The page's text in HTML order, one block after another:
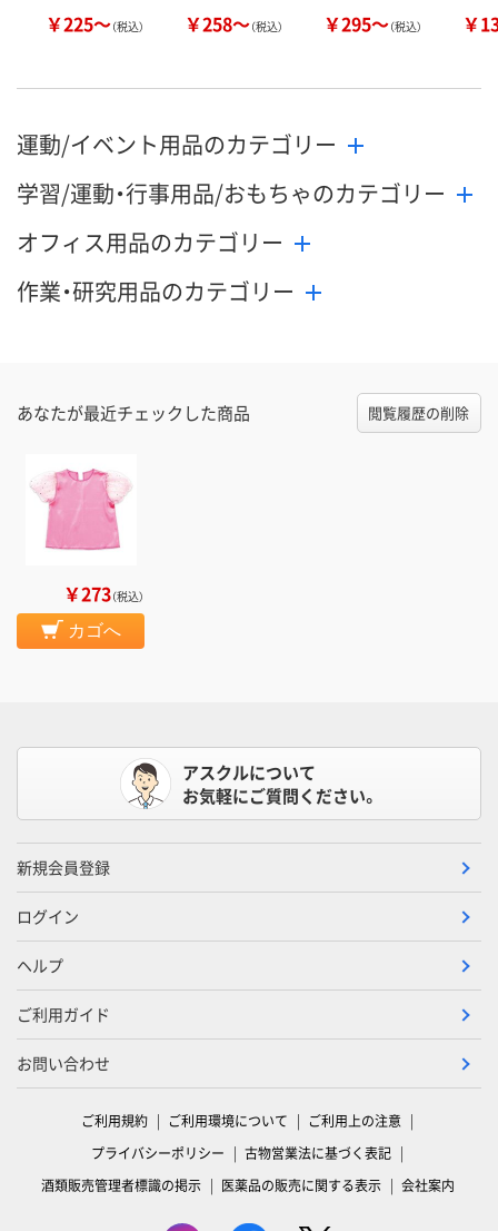
￥225～（税込） ￥258～（税込） ￥295～（税込） ￥
運動/イベント用品のカテゴリー
学習/運動・行事用品/おもちゃのカテゴリー
オフィス用品のカテゴリー
作業・研究用品のカテゴリー
あなたが最近チェックした商品 閲覧履歴の削除
￥273（税込）
カゴへ
アスクルについて
お気軽にご質問ください。
新規会員登録
ログイン
ヘルプ
ご利用ガイド
お問い合わせ
ご利用規約 ご利用環境について
ご利用上の注意
プライバシーポリシー
古物営業法に基づく表記
酒類販売管理者標識の掲示
医薬品の販売に関する表示 会社案内